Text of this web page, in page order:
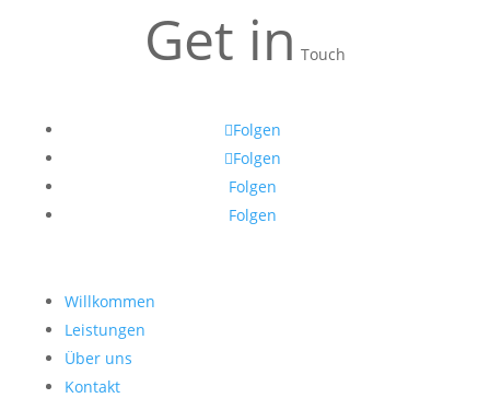
Get in Touch
Folgen
Folgen
Folgen
Folgen
Willkommen
Leistungen
Über uns
Kontakt